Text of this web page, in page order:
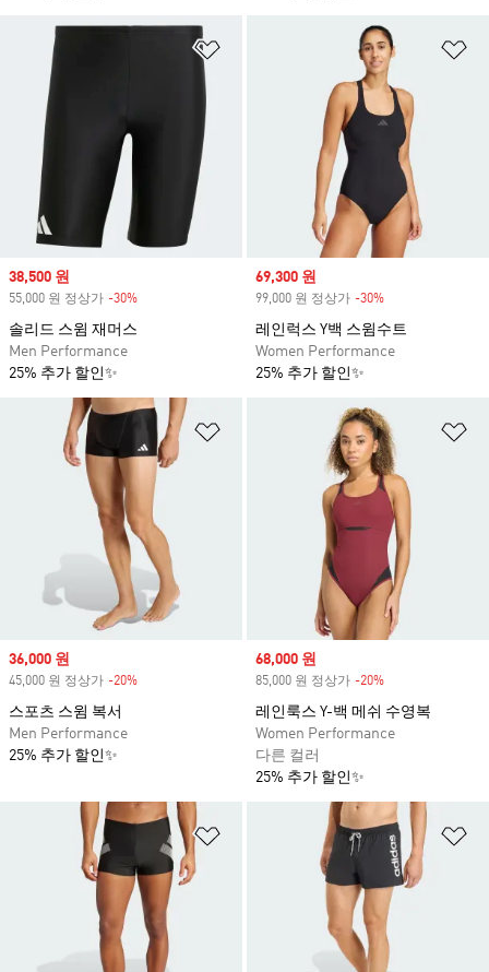
Sale price
38,500 원
55,000 원 정상가 -30%
솔리드 스윔 재머스
Men Performance
25% 추가 할인✨
Sale price
69,300 원
99,000 원 정상가 -30%
레인럭스 Y백 스윔수트
Women Performance
25% 추가 할인✨
위시리스트 담기
Sale price
36,000 원
45,000 원 정상가 -20%
스포츠 스윔 복서
Men Performance
25% 추가 할인✨
Sale price
68,000 원
85,000 원 정상가 -20%
레인룩스 Y-백 메쉬 수영복
Women Performance
다른 컬러
25% 추가 할인✨
위시리스트 담기